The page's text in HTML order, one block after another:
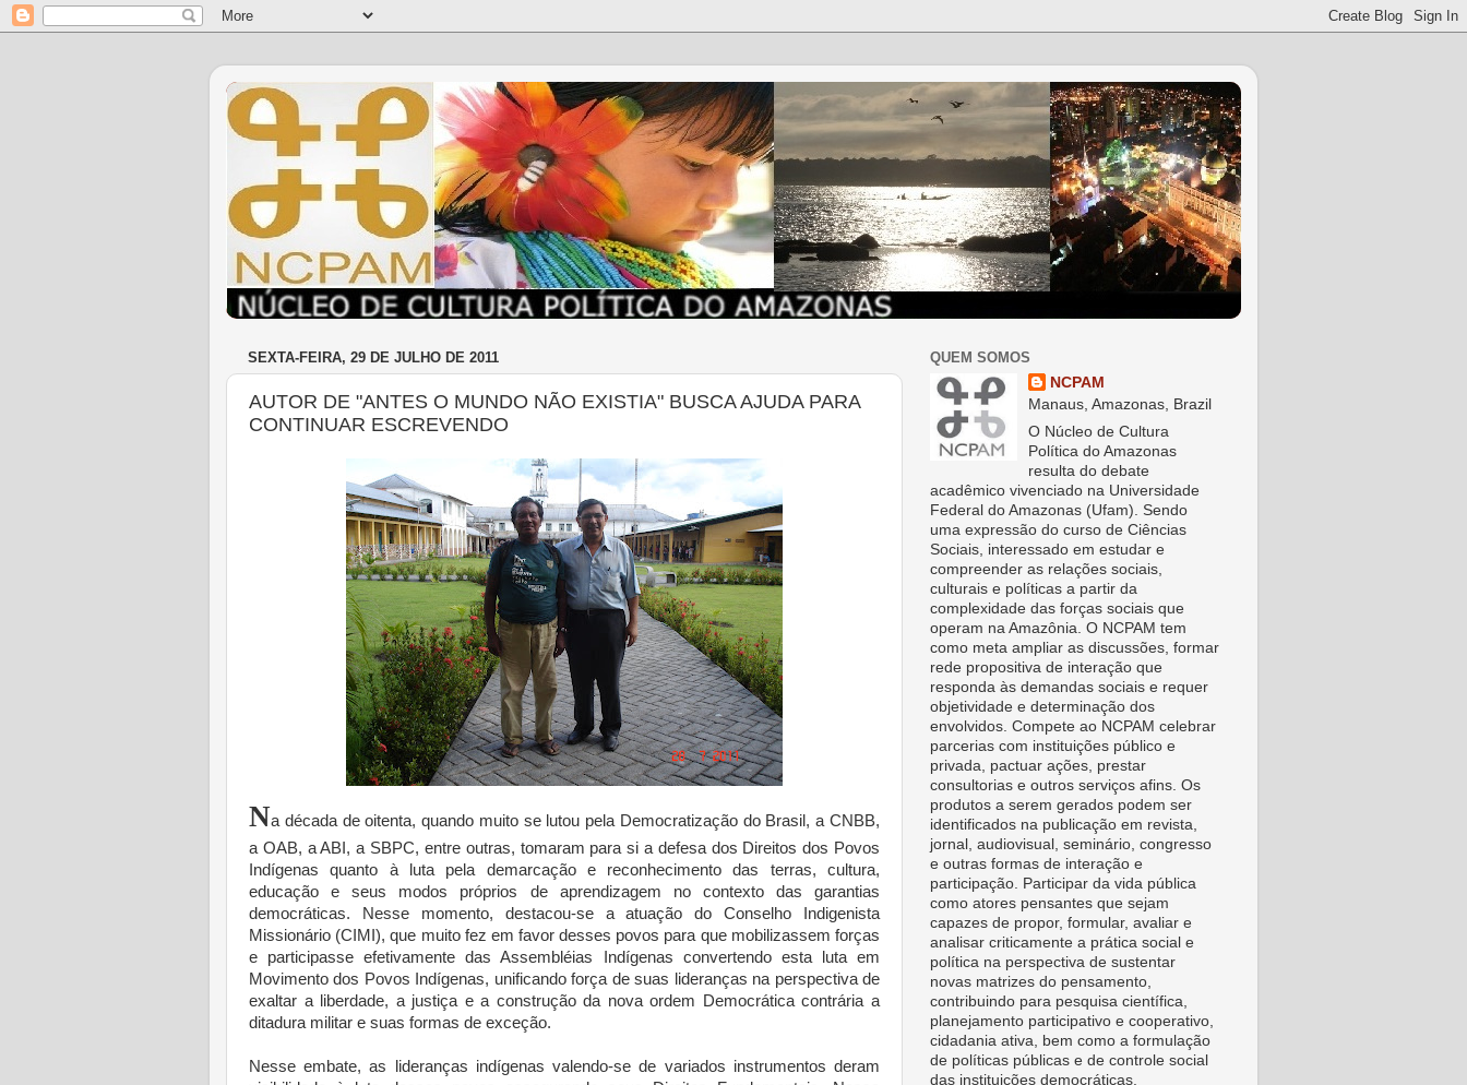
SEXTA-FEIRA, 29 DE JULHO DE 2011
AUTOR DE "ANTES O MUNDO NÃO EXISTIA" BUSCA AJUDA PARA
CONTINUAR ESCREVENDO
Na década de oitenta, quando muito se lutou pela Democratização do Brasil, a CNBB,
a OAB, a ABI, a SBPC, entre outras, tomaram para si a defesa dos Direitos dos Povos
Indígenas quanto à luta pela demarcação e reconhecimento das terras, cultura,
educação e seus modos próprios de aprendizagem no contexto das garantias
democráticas. Nesse momento, destacou-se a atuação do Conselho Indigenista
Missionário (CIMI), que muito fez em favor desses povos para que mobilizassem forças
e participasse efetivamente das Assembléias Indígenas convertendo esta luta em
Movimento dos Povos Indígenas, unificando força de suas lideranças na perspectiva de
exaltar a liberdade, a justiça e a construção da nova ordem Democrática contrária a
ditadura militar e suas formas de exceção.
Nesse embate, as lideranças indígenas valendo-se de variados instrumentos deram
QUEM SOMOS
NCPAM
Manaus, Amazonas, Brazil
O Núcleo de Cultura
Política do Amazonas
resulta do debate
acadêmico vivenciado na Universidade
Federal do Amazonas (Ufam). Sendo
uma expressão do curso de Ciências
Sociais, interessado em estudar e
compreender as relações sociais,
culturais e políticas a partir da
complexidade das forças sociais que
operam na Amazônia. O NCPAM tem
como meta ampliar as discussões, formar
rede propositiva de interação que
responda às demandas sociais e requer
objetividade e determinação dos
envolvidos. Compete ao NCPAM celebrar
parcerias com instituições público e
privada, pactuar ações, prestar
consultorias e outros serviços afins. Os
produtos a serem gerados podem ser
identificados na publicação em revista,
jornal, audiovisual, seminário, congresso
e outras formas de interação e
participação. Participar da vida pública
como atores pensantes que sejam
capazes de propor, formular, avaliar e
analisar criticamente a prática social e
política na perspectiva de sustentar
novas matrizes do pensamento,
contribuindo para pesquisa científica,
planejamento participativo e cooperativo,
cidadania ativa, bem como a formulação
de políticas públicas e de controle social
das instituições democráticas.